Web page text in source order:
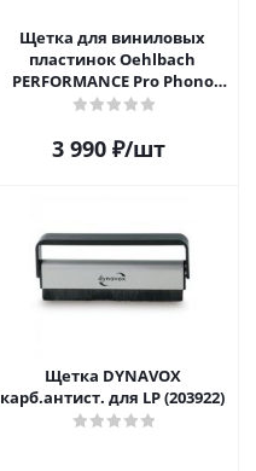
Щетка для виниловых
пластинок Oehlbach
PERFORMANCE Pro Phono
Brush, Record Brush,
3 990₽/шт
Щетка DYNAVOX
карб.антист. для LP (203922)